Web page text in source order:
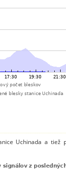
Uchinada a tiež